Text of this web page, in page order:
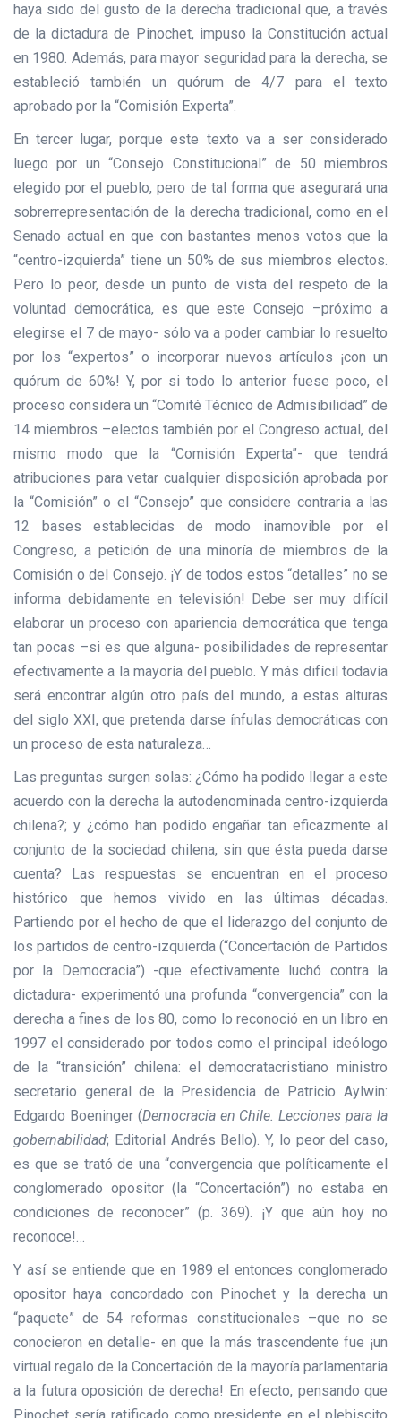
haya sido del gusto de la derecha tradicional que, a través
de la dictadura de Pinochet, impuso la Constitución actual
en 1980. Además, para mayor seguridad para la derecha, se
estableció también un quórum de 4/7 para el texto
aprobado por la “Comisión Experta”.
En tercer lugar, porque este texto va a ser considerado
luego por un “Consejo Constitucional” de 50 miembros
elegido por el pueblo, pero de tal forma que asegurará una
sobrerrepresentación de la derecha tradicional, como en el
Senado actual en que con bastantes menos votos que la
“centro-izquierda” tiene un 50% de sus miembros electos.
Pero lo peor, desde un punto de vista del respeto de la
voluntad democrática, es que este Consejo –próximo a
elegirse el 7 de mayo- sólo va a poder cambiar lo resuelto
por los “expertos” o incorporar nuevos artículos ¡con un
quórum de 60%! Y, por si todo lo anterior fuese poco, el
proceso considera un “Comité Técnico de Admisibilidad” de
14 miembros –electos también por el Congreso actual, del
mismo modo que la “Comisión Experta”- que tendrá
atribuciones para vetar cualquier disposición aprobada por
la “Comisión” o el “Consejo” que considere contraria a las
12 bases establecidas de modo inamovible por el
Congreso, a petición de una minoría de miembros de la
Comisión o del Consejo. ¡Y de todos estos “detalles” no se
informa debidamente en televisión! Debe ser muy difícil
elaborar un proceso con apariencia democrática que tenga
tan pocas –si es que alguna- posibilidades de representar
efectivamente a la mayoría del pueblo. Y más difícil todavía
será encontrar algún otro país del mundo, a estas alturas
del siglo XXI, que pretenda darse ínfulas democráticas con
un proceso de esta naturaleza…
Las preguntas surgen solas: ¿Cómo ha podido llegar a este
acuerdo con la derecha la autodenominada centro-izquierda
chilena?; y ¿cómo han podido engañar tan eficazmente al
conjunto de la sociedad chilena, sin que ésta pueda darse
cuenta? Las respuestas se encuentran en el proceso
histórico que hemos vivido en las últimas décadas.
Partiendo por el hecho de que el liderazgo del conjunto de
los partidos de centro-izquierda (“Concertación de Partidos
por la Democracia”) -que efectivamente luchó contra la
dictadura- experimentó una profunda “convergencia” con la
derecha a fines de los 80, como lo reconoció en un libro en
1997 el considerado por todos como el principal ideólogo
de la “transición” chilena: el democratacristiano ministro
secretario general de la Presidencia de Patricio Aylwin:
Edgardo Boeninger (Democracia en Chile. Lecciones para la
gobernabilidad; Editorial Andrés Bello). Y, lo peor del caso,
es que se trató de una “convergencia que políticamente el
conglomerado opositor (la “Concertación”) no estaba en
condiciones de reconocer” (p. 369). ¡Y que aún hoy no
reconoce!…
Y así se entiende que en 1989 el entonces conglomerado
opositor haya concordado con Pinochet y la derecha un
“paquete” de 54 reformas constitucionales –que no se
conocieron en detalle- en que la más trascendente fue ¡un
virtual regalo de la Concertación de la mayoría parlamentaria
a la futura oposición de derecha! En efecto, pensando que